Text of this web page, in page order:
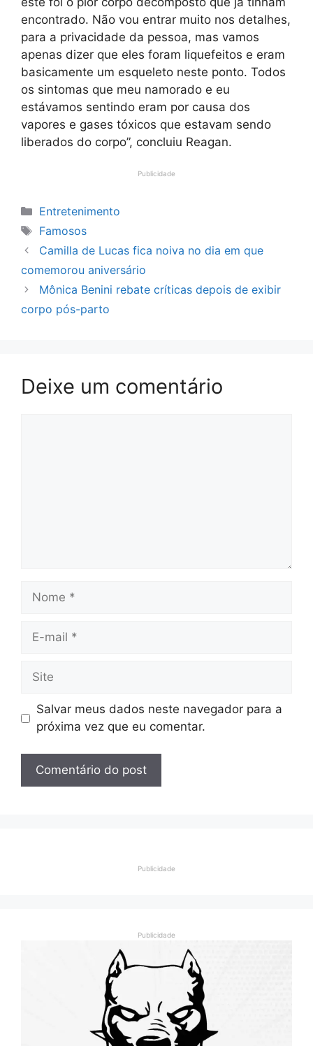
encontrado. Não vou entrar muito nos detalhes,
para a privacidade da pessoa, mas vamos
apenas dizer que eles foram liquefeitos e eram
basicamente um esqueleto neste ponto. Todos
os sintomas que meu namorado e eu
estávamos sentindo eram por causa dos
vapores e gases tóxicos que estavam sendo
liberados do corpo”, concluiu Reagan.
Publicidade
Categorias
Entretenimento
Tags
Famosos
Camilla de Lucas fica noiva no dia em que
comemorou aniversário
Mônica Benini rebate críticas depois de exibir
corpo pós-parto
Deixe um comentário
Nome
Site
Salvar meus dados neste navegador para a
próxima vez que eu comentar.
Publicidade
Publicidade